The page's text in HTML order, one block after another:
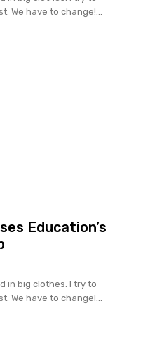
We have to change!...
Education’s
in big clothes. I try to
We have to change!...